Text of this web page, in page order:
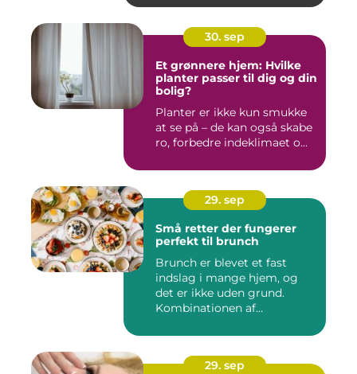
30. sep
Et grønnere hjem: Hvilke
planter passer til dig og din
bolig?
Planter er ikke kun smukke
at se på – de kan også skabe
ro, forbedre indeklimaet o...
29. sep
Små retter der fungerer
perfekt til brunch
Brunch er blevet et fast
indslag i mange hjem, og
det er ikke uden grund.
Kombinationen af
29. sep